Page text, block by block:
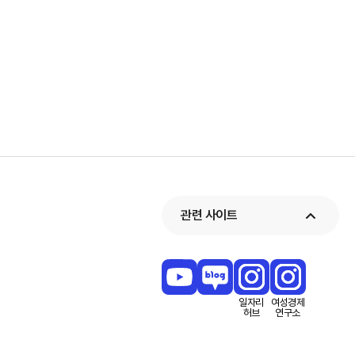
관련 사이트
일자리
허브
여성경제
연구소